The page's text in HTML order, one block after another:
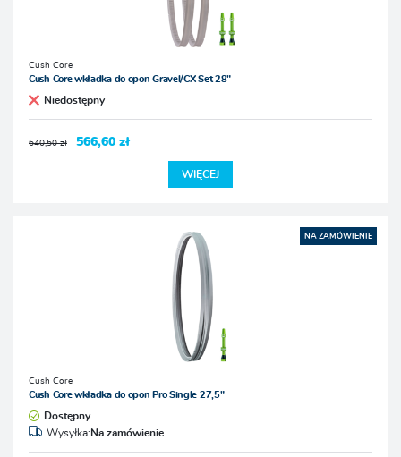
Cush Core
Cush Core wkładka do opon Gravel/CX Set 28"
Niedostępny
640,50 zł 566,60 zł
WIĘCEJ
NA ZAMÓWIENIE
Cush Core
Cush Core wkładka do opon Pro Single 27,5"
Dostępny
Wysyłka: Na zamówienie